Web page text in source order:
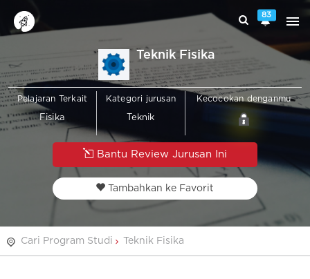
83
Teknik Fisika
Pelajaran Terkait
Fisika
Kategori jurusan
Teknik
Kecocokan denganmu
Bantu Review Jurusan Ini
Tambahkan ke Favorit
Cari Program Studi Teknik Fisika